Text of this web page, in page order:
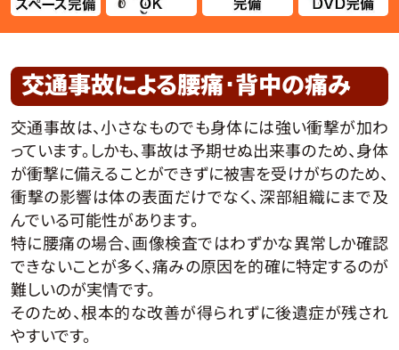
交通事故による腰痛･背中の痛み
交通事故は、小さなものでも身体には強い衝撃が加わ
っています。しかも、事故は予期せぬ出来事のため、身体
が衝撃に備えることができずに被害を受けがちのため、
衝撃の影響は体の表面だけでなく、深部組織にまで及
んでいる可能性があります。
特に腰痛の場合、画像検査ではわずかな異常しか確認
できないことが多く、痛みの原因を的確に特定するのが
難しいのが実情です。
そのため、根本的な改善が得られずに後遺症が残され
やすいです。